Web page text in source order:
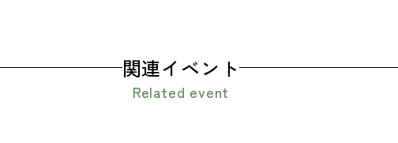
関連イベント
Related event